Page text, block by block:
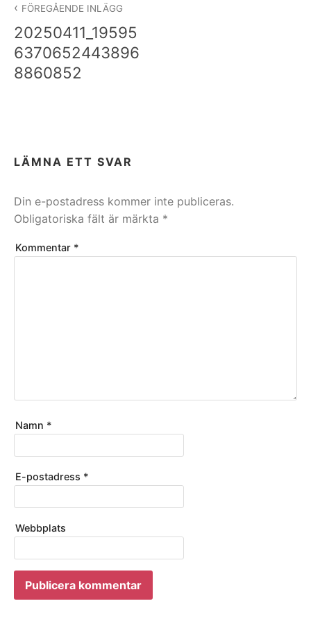
FÖREGÅENDE INLÄGG
20250411_19595
6370652443896
8860852
LÄMNA ETT SVAR
Din e-postadress kommer inte publiceras.
Obligatoriska fält är märkta *
Kommentar *
Namn *
E-postadress *
Webbplats